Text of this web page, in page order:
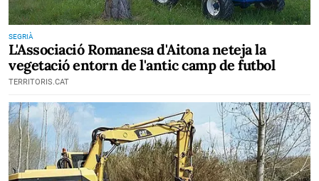
SEGRIÀ
L'Associació Romanesa d'Aitona neteja la
vegetació entorn de l'antic camp de futbol
TERRITORIS.CAT